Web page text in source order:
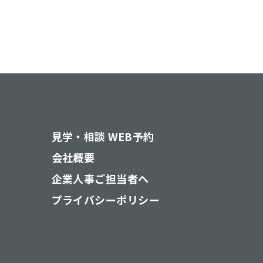
見学・相談 WEB予約
会社概要
企業人事ご担当者へ
プライバシーポリシー